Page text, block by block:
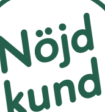
under
knät och stäng
behov så att det